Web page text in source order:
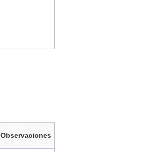
Observaciones